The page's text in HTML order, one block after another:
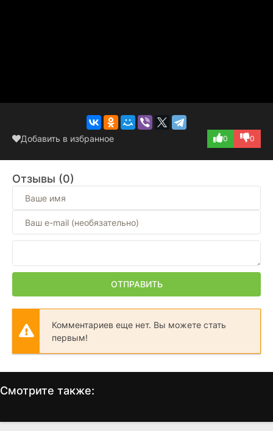
Добавить в избранное 0 0
Отзывы (0)
ОТПРАВИТЬ
Комментариев еще нет. Вы можете стать
первым!
Смотрите также:
Возвращение
Фокстрот